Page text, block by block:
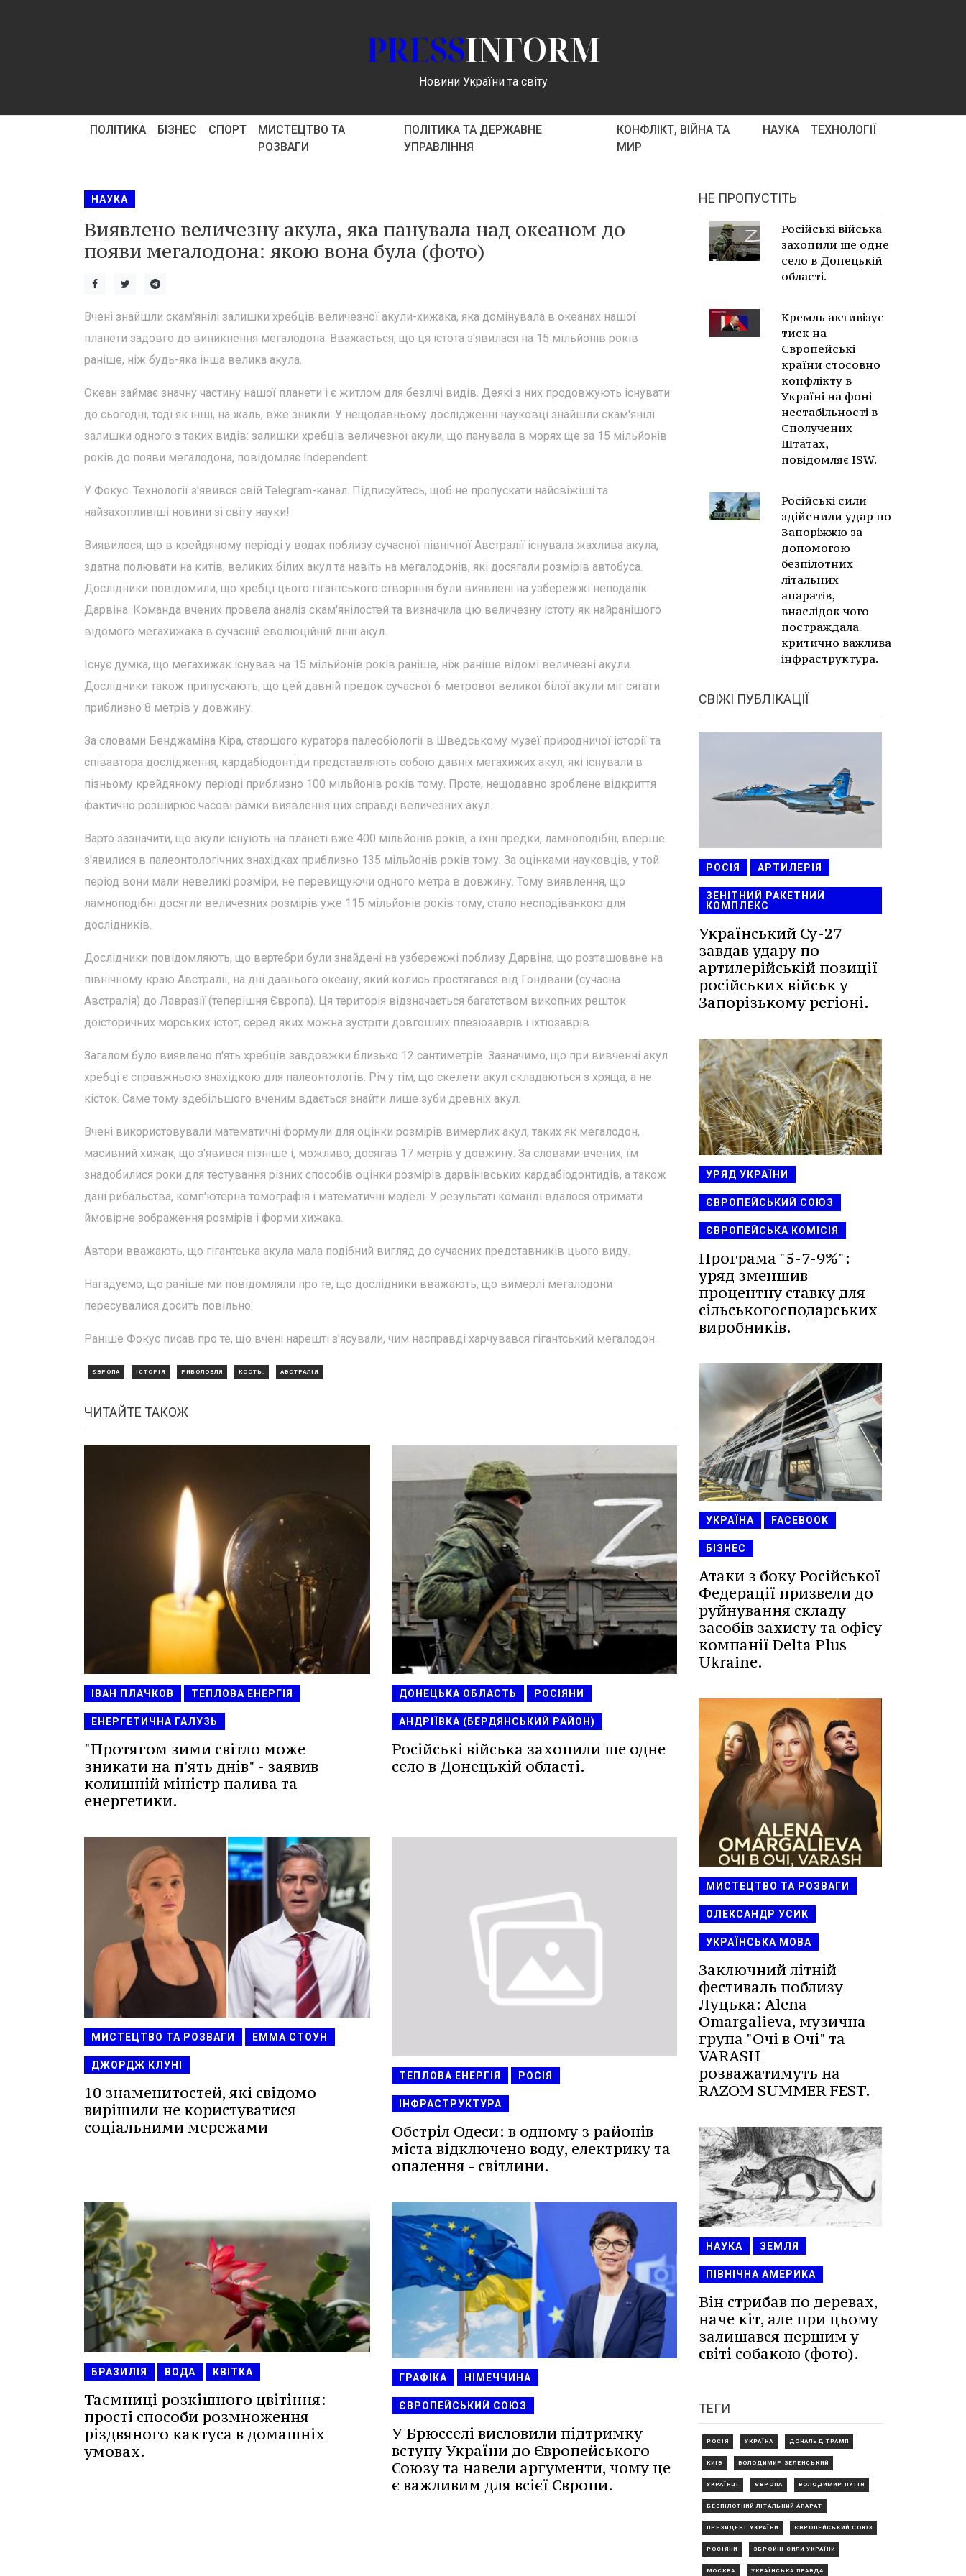
PRESSINFORM
Новини України та світу
ПОЛІТИКА БІЗНЕС СПОРТ
МИСТЕЦТВО ТА
РОЗВАГИ
ПОЛІТИКА ТА ДЕРЖАВНЕ
УПРАВЛІННЯ
КОНФЛІКТ, ВІЙНА ТА
МИР
НАУКА ТЕХНОЛОГІЇ
НАУКА
Виявлено величезну акула, яка панувала над океаном до
появи мегалодона: якою вона була (фото)
Вчені знайшли скам'янілі залишки хребців величезної акули-хижака, яка домінувала в океанах нашої
планети задовго до виникнення мегалодона. Вважається, що ця істота з'явилася на 15 мільйонів років
раніше, ніж будь-яка інша велика акула.
Океан займає значну частину нашої планети і є житлом для безлічі видів. Деякі з них продовжують існувати
до сьогодні, тоді як інші, на жаль, вже зникли. У нещодавньому дослідженні науковці знайшли скам'янілі
залишки одного з таких видів: залишки хребців величезної акули, що панувала в морях ще за 15 мільйонів
років до появи мегалодона, повідомляє Independent.
У Фокус. Технології з'явився свій Telegram-канал. Підписуйтесь, щоб не пропускати найсвіжіші та
найзахопливіші новини зі світу науки!
Виявилося, що в крейдяному періоді у водах поблизу сучасної північної Австралії існувала жахлива акула,
здатна полювати на китів, великих білих акул та навіть на мегалодонів, які досягали розмірів автобуса.
Дослідники повідомили, що хребці цього гігантського створіння були виявлені на узбережжі неподалік
Дарвіна. Команда вчених провела аналіз скам'янілостей та визначила цю величезну істоту як найранішого
відомого мегахижака в сучасній еволюційній лінії акул.
Існує думка, що мегахижак існував на 15 мільйонів років раніше, ніж раніше відомі величезні акули.
Дослідники також припускають, що цей давній предок сучасної 6-метрової великої білої акули міг сягати
приблизно 8 метрів у довжину.
За словами Бенджаміна Кіра, старшого куратора палеобіології в Шведському музеї природничої історії та
співавтора дослідження, кардабіодонтіди представляють собою давніх мегахижих акул, які існували в
пізньому крейдяному періоді приблизно 100 мільйонів років тому. Проте, нещодавно зроблене відкриття
фактично розширює часові рамки виявлення цих справді величезних акул.
Варто зазначити, що акули існують на планеті вже 400 мільйонів років, а їхні предки, ламноподібні, вперше
з'явилися в палеонтологічних знахідках приблизно 135 мільйонів років тому. За оцінками науковців, у той
період вони мали невеликі розміри, не перевищуючи одного метра в довжину. Тому виявлення, що
ламноподібні досягли величезних розмірів уже 115 мільйонів років тому, стало несподіванкою для
дослідників.
Дослідники повідомляють, що вертебри були знайдені на узбережжі поблизу Дарвіна, що розташоване на
північному краю Австралії, на дні давнього океану, який колись простягався від Гондвани (сучасна
Австралія) до Лавразії (теперішня Європа). Ця територія відзначається багатством викопних решток
доісторичних морських істот, серед яких можна зустріти довгошиїх плезіозаврів і іхтіозаврів.
Загалом було виявлено п'ять хребців завдовжки близько 12 сантиметрів. Зазначимо, що при вивченні акул
хребці є справжньою знахідкою для палеонтологів. Річ у тім, що скелети акул складаються з хряща, а не
кісток. Саме тому здебільшого вченим вдається знайти лише зуби древніх акул.
Вчені використовували математичні формули для оцінки розмірів вимерлих акул, таких як мегалодон,
масивний хижак, що з'явився пізніше і, можливо, досягав 17 метрів у довжину. За словами вчених, їм
знадобилися роки для тестування різних способів оцінки розмірів дарвінівських кардабіодонтидів, а також
дані рибальства, комп'ютерна томографія і математичні моделі. У результаті команді вдалося отримати
ймовірне зображення розмірів і форми хижака.
Автори вважають, що гігантська акула мала подібний вигляд до сучасних представників цього виду.
Нагадуємо, що раніше ми повідомляли про те, що дослідники вважають, що вимерлі мегалодони
пересувалися досить повільно.
Раніше Фокус писав про те, що вчені нарешті з'ясували, чим насправді харчувався гігантський мегалодон.
ЄВРОПА ІСТОРІЯ РИБОЛОВЛЯ КОСТЬ. АВСТРАЛІЯ
ЧИТАЙТЕ ТАКОЖ
ІВАН ПЛАЧКОВ ТЕПЛОВА ЕНЕРГІЯ
ЕНЕРГЕТИЧНА ГАЛУЗЬ
"Протягом зими світло може
зникати на п'ять днів" - заявив
колишній міністр палива та
енергетики.
ДОНЕЦЬКА ОБЛАСТЬ РОСІЯНИ
АНДРІЇВКА (БЕРДЯНСЬКИЙ РАЙОН)
Російські війська захопили ще одне
село в Донецькій області.
МИСТЕЦТВО ТА РОЗВАГИ ЕММА СТОУН
ДЖОРДЖ КЛУНІ
10 знаменитостей, які свідомо
вирішили не користуватися
соціальними мережами
ТЕПЛОВА ЕНЕРГІЯ РОСІЯ
ІНФРАСТРУКТУРА
Обстріл Одеси: в одному з районів
міста відключено воду, електрику та
опалення - світлини.
БРАЗИЛІЯ ВОДА КВІТКА
Таємниці розкішного цвітіння:
прості способи розмноження
різдвяного кактуса в домашніх
умовах.
ГРАФІКА НІМЕЧЧИНА
ЄВРОПЕЙСЬКИЙ СОЮЗ
У Брюсселі висловили підтримку
вступу України до Європейського
Союзу та навели аргументи, чому це
є важливим для всієї Європи.
НЕ ПРОПУСТІТЬ
Російські війська
захопили ще одне
село в Донецькій
області.
Кремль активізує
тиск на
Європейські
країни стосовно
конфлікту в
Україні на фоні
нестабільності в
Сполучених
Штатах,
повідомляє ISW.
Російські сили
здійснили удар по
Запоріжжю за
допомогою
безпілотних
літальних
апаратів,
внаслідок чого
постраждала
критично важлива
інфраструктура.
СВІЖІ ПУБЛІКАЦІЇ
РОСІЯ АРТИЛЕРІЯ
ЗЕНІТНИЙ РАКЕТНИЙ
КОМПЛЕКС
Український Су-27
завдав удару по
артилерійській позиції
російських військ у
Запорізькому регіоні.
УРЯД УКРАЇНИ
ЄВРОПЕЙСЬКИЙ СОЮЗ
ЄВРОПЕЙСЬКА КОМІСІЯ
Програма "5-7-9%":
уряд зменшив
процентну ставку для
сільськогосподарських
виробників.
УКРАЇНА FACEBOOK
БІЗНЕС
Атаки з боку Російської
Федерації призвели до
руйнування складу
засобів захисту та офісу
компанії Delta Plus
Ukraine.
МИСТЕЦТВО ТА РОЗВАГИ
ОЛЕКСАНДР УСИК
УКРАЇНСЬКА МОВА
Заключний літній
фестиваль поблизу
Луцька: Alena
Omargalieva, музична
група "Очі в Очі" та
VARASH
розважатимуть на
RAZOM SUMMER FEST.
НАУКА ЗЕМЛЯ
ПІВНІЧНА АМЕРИКА
Він стрибав по деревах,
наче кіт, але при цьому
залишався першим у
світі собакою (фото).
ТЕГИ
РОСІЯ УКРАЇНА ДОНАЛЬД ТРАМП
КИЇВ ВОЛОДИМИР ЗЕЛЕНСЬКИЙ
УКРАЇНЦІ ЄВРОПА ВОЛОДИМИР ПУТІН
БЕЗПІЛОТНИЙ ЛІТАЛЬНИЙ АПАРАТ
ПРЕЗИДЕНТ УКРАЇНИ ЄВРОПЕЙСЬКИЙ СОЮЗ
РОСІЯНИ ЗБРОЙНІ СИЛИ УКРАЇНИ
МОСКВА УКРАЇНСЬКА ПРАВДА